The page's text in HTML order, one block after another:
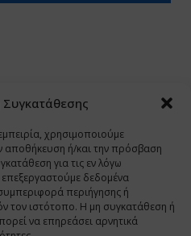
Συγκατάθεσης
χρησιμοποιούμε
αποθήκευση ή/και την πρόσβαση
για τις εν λόγω
επεξεργαστούμε δεδομένα
περιήγησης ή
τον ιστότοπο. Η μη συγκατάθεση ή
να επηρεάσει αρνητικά
© Χαραμή Α.Ε.
• www.YO.gr
• www.eLearning-
www.Charami-SA.gr